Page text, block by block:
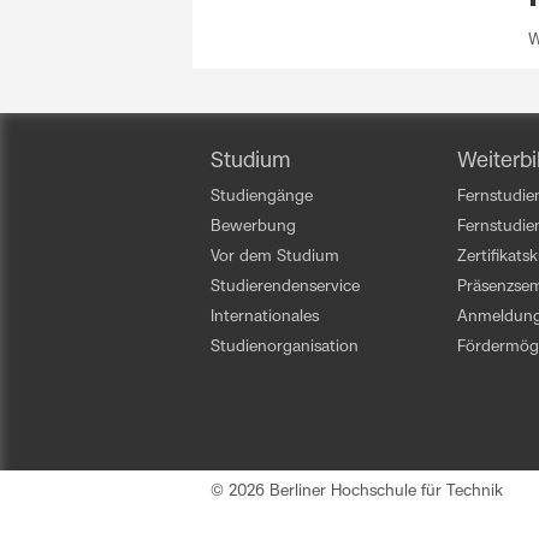
Studium
Studiengänge
Bewerbung
Vor dem Studium
Studierendenservice
Internationales
Studienorganisation
© 2026 Berliner Hochschule für Technik